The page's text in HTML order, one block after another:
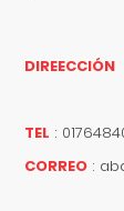
DIREECCIÓN
TEL :
CORREO :